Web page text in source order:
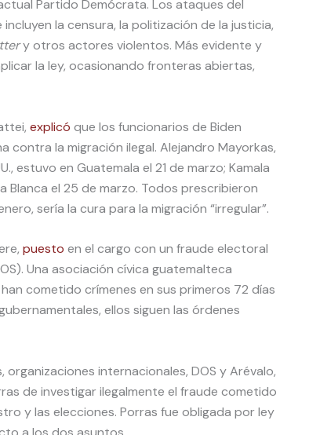
Partido Demócrata. Los ataques del
la censura, la politización de la justicia,
y otros actores violentos. Más evidente y
la ley, ocasionando fronteras abiertas,
explicó que los funcionarios de Biden
la migración ilegal. Alejandro Mayorkas,
estuvo en Guatemala el 21 de marzo; Kamala
Blanca el 25 de marzo. Todos prescribieron
sería la cura para la migración “irregular”.
puesto en el cargo con un fraude electoral
Una asociación cívica guatemalteca
cometido crímenes en sus primeros 72 días
ellos siguen las órdenes
organizaciones internacionales, DOS y Arévalo,
de investigar ilegalmente el fraude cometido
y las elecciones. Porras fue obligada por ley